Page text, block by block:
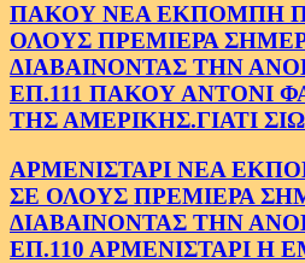
ΠΑΚΟΥ ΝΕΑ ΕΚΠΟΜΠΗ
ΟΛΟΥΣ ΠΡΕΜΙΕΡΑ
ΔΙΑΒΑΙΝΟΝΤΑΣ ΤΗΝ
ΕΠ.111 ΠΑΚΟΥ ΑΝΤΟΝΙ
ΤΗΣ ΑΜΕΡΙΚΗΣ.ΓΙΑΤΙ
ΑΡΜΕΝΙΣΤΑΡΙ ΝΕΑ
ΣΕ ΟΛΟΥΣ ΠΡΕΜΙΕΡΑ
ΔΙΑΒΑΙΝΟΝΤΑΣ ΤΗΝ
ΕΠ.110 ΑΡΜΕΝΙΣΤΑΡΙ Η